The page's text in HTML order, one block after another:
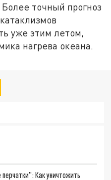
точный прогноз
уже этим летом,
нагрева океана.
Как уничтожить